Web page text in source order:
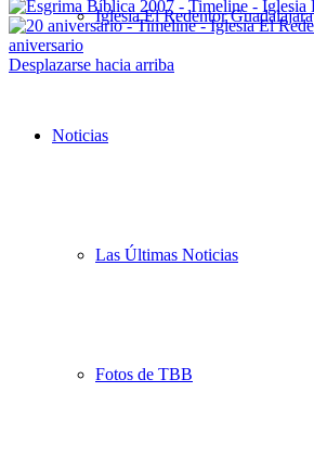
Iglesia El Redentor Guadalajara
Noticias
Las Últimas Noticias
Fotos de TBB
aniversario
Desplazarse hacia arriba